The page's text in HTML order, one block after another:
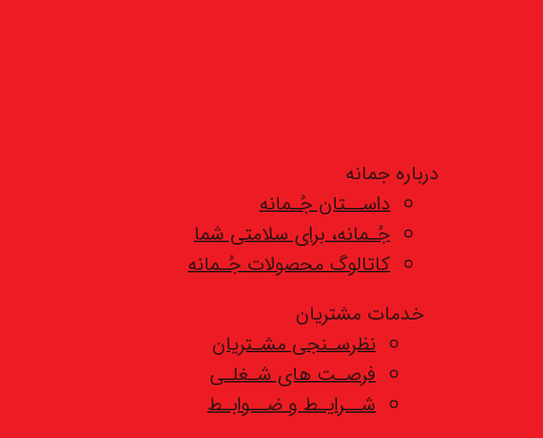
درباره جمانه
داســتان جُـمانه
جُـمانه، برای سلامتی شما
کاتالوگ محصولات جُـمانه
خدمات مشتریان
نظرسـنجی مشـتریان
فرصـت های شـغلـی
شــرایـط و ضــوابـط